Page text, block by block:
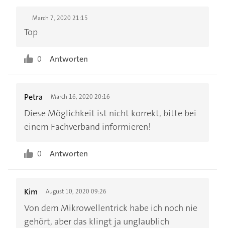
March 7, 2020 21:15
Top
0 Antworten
Petra March 16, 2020 20:16
Diese Möglichkeit ist nicht korrekt, bitte bei
einem Fachverband informieren!
0 Antworten
Kim August 10, 2020 09:26
Von dem Mikrowellentrick habe ich noch nie
gehört, aber das klingt ja unglaublich